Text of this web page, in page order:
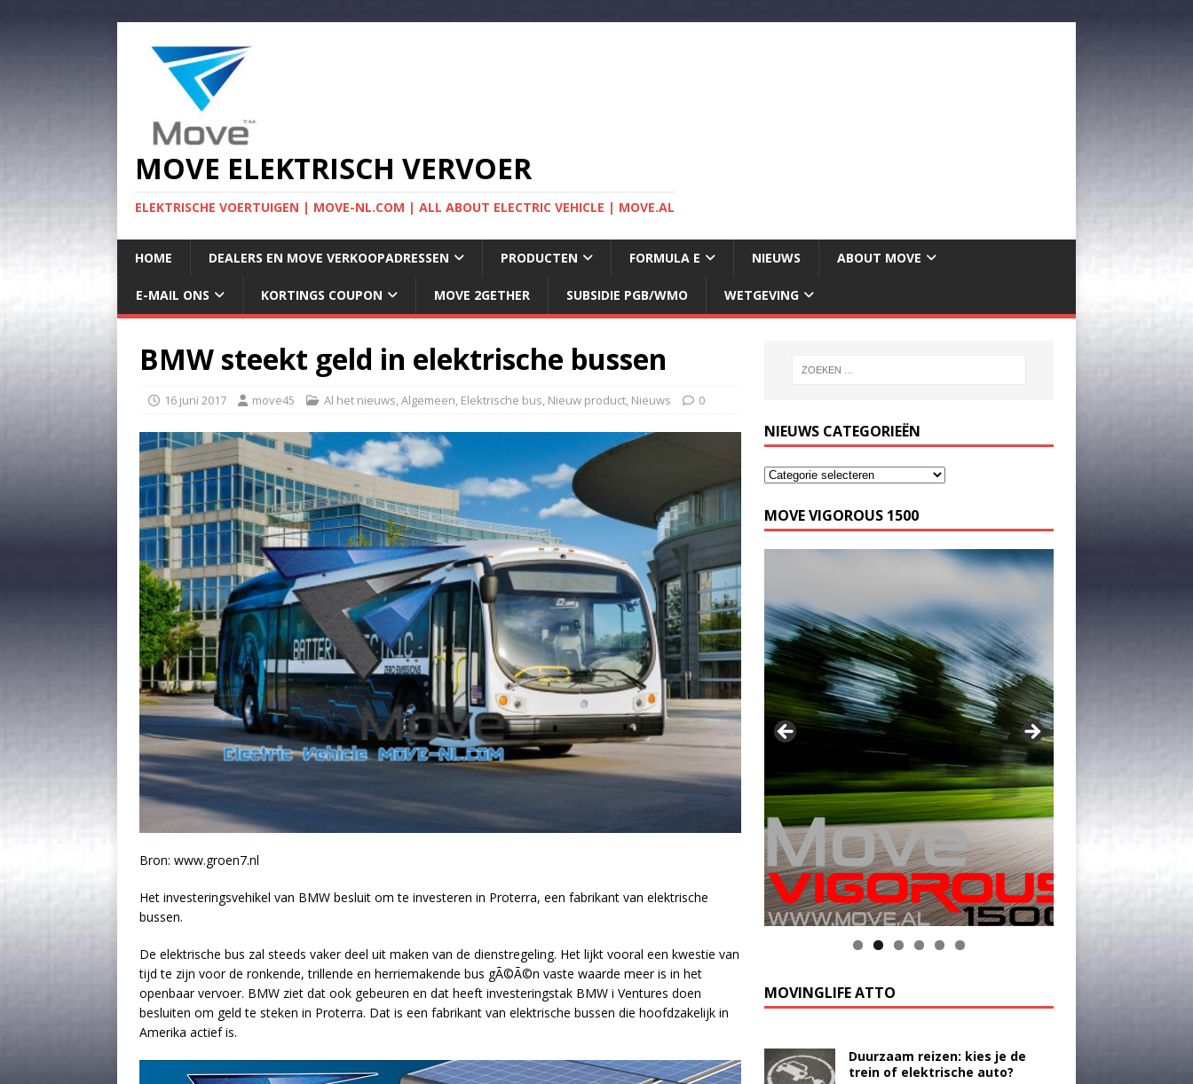
MOVE ELEKTRISCH VERVOER
ELEKTRISCHE VOERTUIGEN | MOVE-NL.COM | ALL ABOUT ELECTRIC VEHICLE | MOVE.AL
HOME DEALERS EN MOVE VERKOOPADRESSEN PRODUCTEN FORMULA E NIEUWS ABOUT MOVE
E-MAIL ONS KORTINGS COUPON MOVE 2GETHER SUBSIDIE PGB/WMO WETGEVING
BMW steekt geld in elektrische bussen
16 juni 2017 move45 Al het nieuws,Algemeen, Elektrische bus, Nieuw product, Nieuws 0
Bron: www.groen7.nl
Het investeringsvehikel van BMW besluit om te investeren in Proterra, een fabrikant van elektrische
bussen.
De elektrische bus zal steeds vaker deel uit maken van de dienstregeling. Het lijkt vooral een kwestie van
tijd te zijn voor de ronkende, trillende en herriemakende bus gÃ©Ã©n vaste waarde meer is in het
openbaar vervoer. BMW ziet dat ook gebeuren en dat heeft investeringstak BMW i Ventures doen
besluiten om geld te steken in Proterra. Dat is een fabrikant van elektrische bussen die hoofdzakelijk in
Amerika actief is.
NIEUWS CATEGORIEËN
MOVE VIGOROUS 1500
Klik op de foto voor meer informatie
MOVINGLIFE ATTO
Duurzaam reizen: kies je de
trein of elektrische auto?